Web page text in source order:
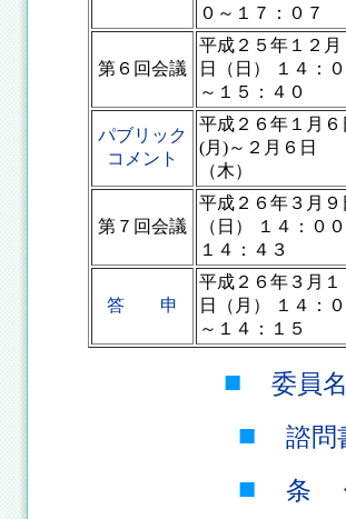
０～１７：０７
第６回会議
平成２５年１２月
日（日） １４：
～１５：４０
パブリック
コメント
平成２６年１月６
(月)～２月６日
（木）
第７回会議
平成２６年３月９
（日） １４：０
１４：４３
答 申
平成２６年３月１
日（月） １４：
～１４：１５
■ 委員
■ 諮問
■ 条